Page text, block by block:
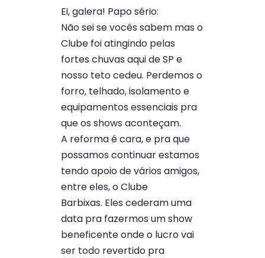
Ei, galera! Papo sério:
Não sei se vocês sabem mas o
Clube foi atingindo pelas
fortes chuvas aqui de SP e
nosso teto cedeu. Perdemos o
forro, telhado, isolamento e
equipamentos essenciais pra
que os shows aconteçam.
A reforma é cara, e pra que
possamos continuar estamos
tendo apoio de vários amigos,
entre eles, o Clube
Barbixas. Eles cederam uma
data pra fazermos um show
beneficente onde o lucro vai
ser todo revertido pra